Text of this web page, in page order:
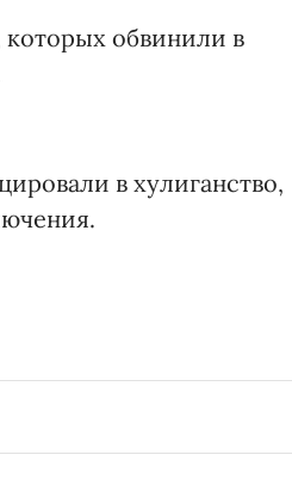
которых обвинили в
в хулиганство,